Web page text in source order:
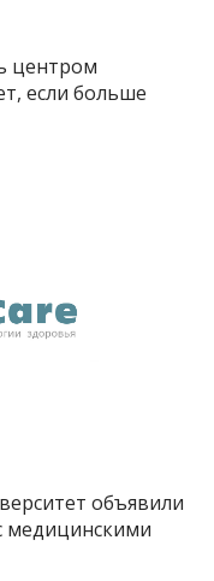
центром
если больше
объявили
медицинскими